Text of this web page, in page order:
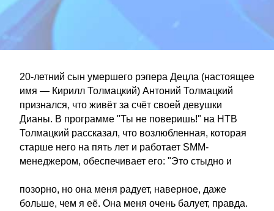
20-летний сын умершего рэпера Децла (настоящее
имя — Кирилл Толмацкий) Антоний Толмацкий
признался, что живёт за счёт своей девушки
Дианы. В программе "Ты не поверишь!" на НТВ
Толмацкий рассказал, что возлюбленная, которая
старше него на пять лет и работает SMM-
менеджером, обеспечивает его: "Это стыдно и
позорно, но она меня радует, наверное, даже
больше, чем я её. Она меня очень балует, правда.